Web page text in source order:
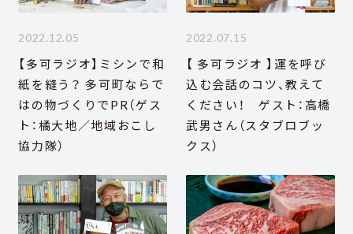
2022.12.05
【多可ラジオ】ミシンで和
紙を縫う？ 多可町ならで
はの物づくりでPR（ゲス
ト：橘大地／地域おこし
協力隊）
2022.07.15
【 多可ラジオ 】運を呼び
込む会話のコツ、教えて
ください！ ゲスト：高橋
武男さん（スタブロブッ
クス）